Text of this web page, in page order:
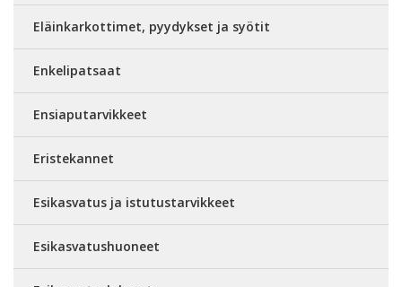
Eläinkarkottimet, pyydykset ja syötit
Enkelipatsaat
Ensiaputarvikkeet
Eristekannet
Esikasvatus ja istutustarvikkeet
Esikasvatushuoneet